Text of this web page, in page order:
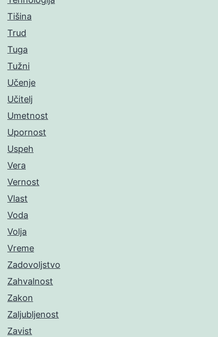
Tišina
Trud
Tuga
Tužni
Učenje
Učitelj
Umetnost
Upornost
Uspeh
Vera
Vernost
Vlast
Voda
Volja
Vreme
Zadovoljstvo
Zahvalnost
Zakon
Zaljubljenost
Zavist